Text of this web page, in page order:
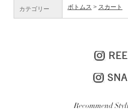
カテゴリー ボトムス スカート